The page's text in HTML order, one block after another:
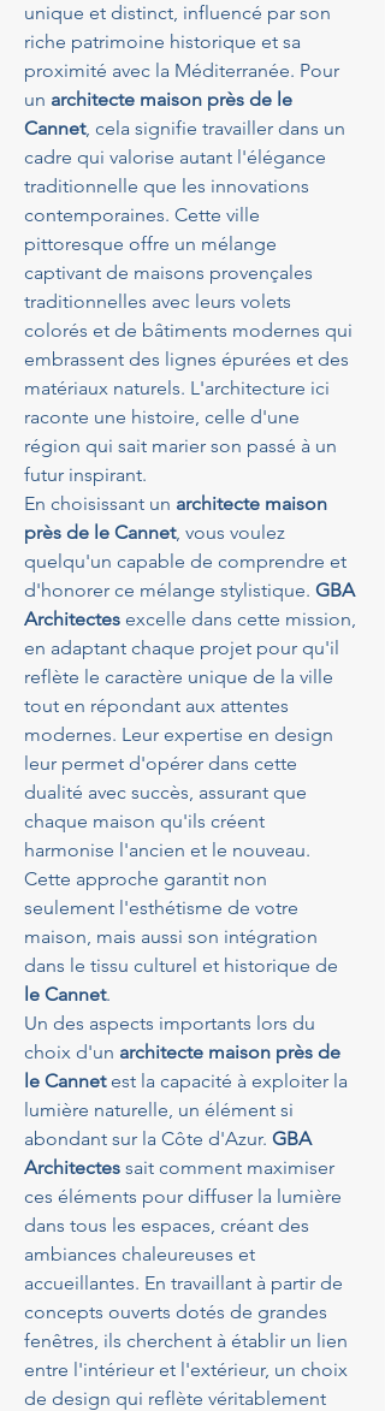
unique et distinct, influencé par son
riche patrimoine historique et sa
proximité avec la Méditerranée. Pour
un architecte maison près de le
Cannet, cela signifie travailler dans un
cadre qui valorise autant l'élégance
traditionnelle que les innovations
contemporaines. Cette ville
pittoresque offre un mélange
captivant de maisons provençales
traditionnelles avec leurs volets
colorés et de bâtiments modernes qui
embrassent des lignes épurées et des
matériaux naturels. L'architecture ici
raconte une histoire, celle d'une
région qui sait marier son passé à un
futur inspirant.
En choisissant un architecte maison
près de le Cannet, vous voulez
quelqu'un capable de comprendre et
d'honorer ce mélange stylistique. GBA
Architectes excelle dans cette mission,
en adaptant chaque projet pour qu'il
reflète le caractère unique de la ville
tout en répondant aux attentes
modernes. Leur expertise en design
leur permet d'opérer dans cette
dualité avec succès, assurant que
chaque maison qu'ils créent
harmonise l'ancien et le nouveau.
Cette approche garantit non
seulement l'esthétisme de votre
maison, mais aussi son intégration
dans le tissu culturel et historique de
le Cannet.
Un des aspects importants lors du
choix d'un architecte maison près de
le Cannet est la capacité à exploiter la
lumière naturelle, un élément si
abondant sur la Côte d'Azur. GBA
Architectes sait comment maximiser
ces éléments pour diffuser la lumière
dans tous les espaces, créant des
ambiances chaleureuses et
accueillantes. En travaillant à partir de
concepts ouverts dotés de grandes
fenêtres, ils cherchent à établir un lien
entre l'intérieur et l'extérieur, un choix
de design qui reflète véritablement